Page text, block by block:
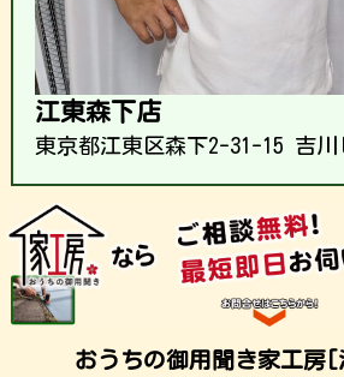
江東森下店
東京都江東区森下2-31-15 吉川
おうちの御用聞き家工房[